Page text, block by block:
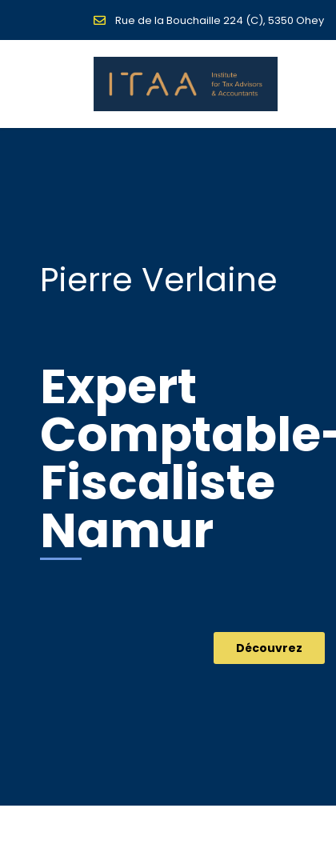
Rue de la Bouchaille 224 (C), 5350 Ohey
Pierre Verlaine
Expert
Fiscaliste
Namur
Découvrez